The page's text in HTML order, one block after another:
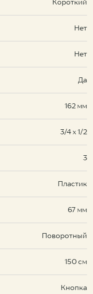
Короткий
Нет
Нет
Да
162 мм
3/4 х 1/2
3
Пластик
67 мм
Поворотный
150 см
Кнопка